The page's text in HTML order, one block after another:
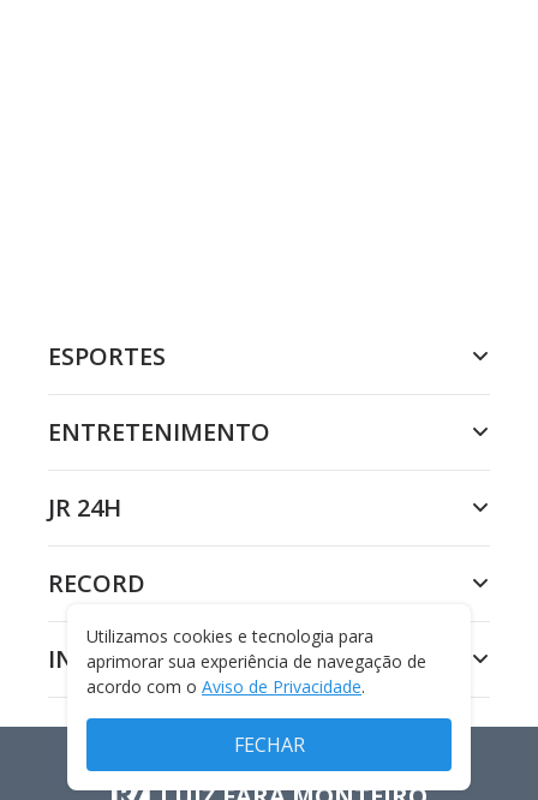
ESPORTES
ENTRETENIMENTO
JR 24H
RECORD
INSTITUCIONAL
Utilizamos cookies e tecnologia para
aprimorar sua experiência de navegação de
acordo com o Aviso de Privacidade.
FECHAR